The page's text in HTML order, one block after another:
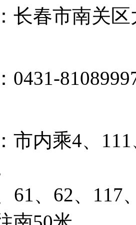
长春市南关
0431-
市内乘4、
61、62、117